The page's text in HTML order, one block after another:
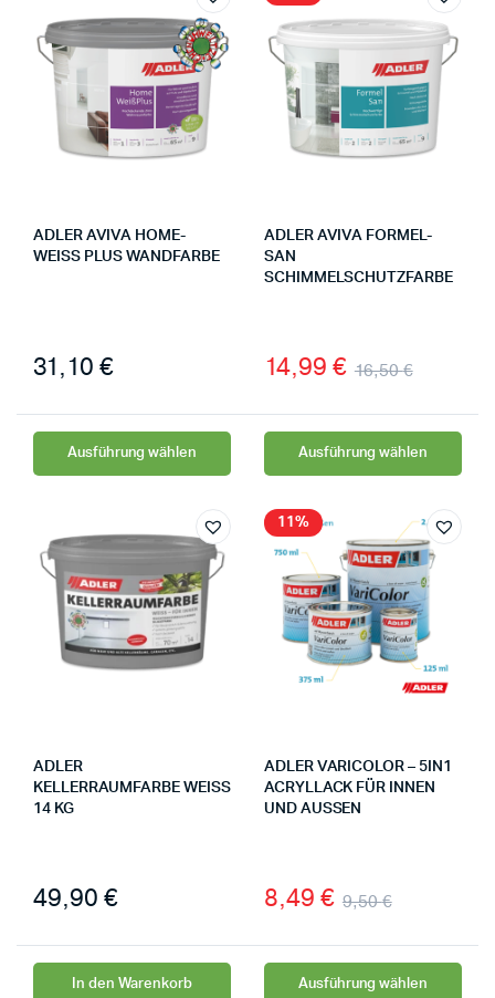
ADLER AVIVA HOME-
WEISS PLUS WANDFARBE
31,10 €
Ausführung wählen
ADLER AVIVA FORMEL-
SAN
SCHIMMELSCHUTZFARBE
16,50€
14,99 €
Ausführung wählen
ADLER
KELLERRAUMFARBE WEISS 1
4 KG
49,90 €
In den Warenkorb
11%
ADLER VARICOLOR – 5IN1
ACRYLLACK FÜR INNEN
UND AUSSEN
9,50€
8,49 €
Ausführung wählen